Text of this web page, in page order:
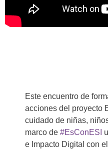
Este encuentro de
acciones del proyecto
cuidado de niñas,
marco de #EsConESI
e Impacto Digital con